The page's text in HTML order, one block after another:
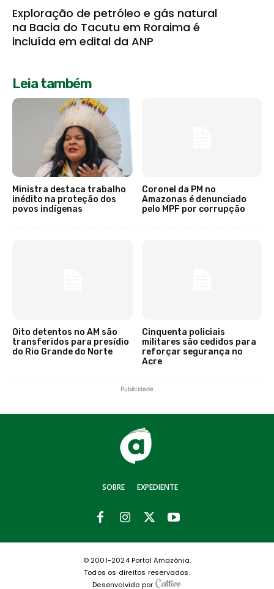
Exploração de petróleo e gás natural
na Bacia do Tacutu em Roraima é
incluída em edital da ANP
Leia também
Ministra destaca trabalho
inédito na proteção dos
povos indígenas
Coronel da PM no
Amazonas é denunciado
pelo MPF por corrupção
Oito detentos no AM são
transferidos para presídio
do Rio Grande do Norte
Cinquenta policiais
militares são cedidos para
reforçar segurança no
Acre
Publicidade
SOBRE EXPEDIENTE
© 2001-2024 Portal Amazônia.
Todos os direitos reservados.
Desenvolvido por